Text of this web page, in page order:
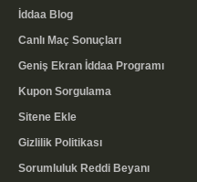
İddaa Blog
Canlı Maç Sonuçları
Geniş Ekran İddaa Programı
Kupon Sorgulama
Sitene Ekle
Gizlilik Politikası
Sorumluluk Reddi Beyanı